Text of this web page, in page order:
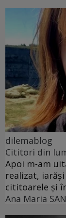
dilemablog
Cititori din
Apoi m-am
realizat,
cititoarele și
Ana Maria